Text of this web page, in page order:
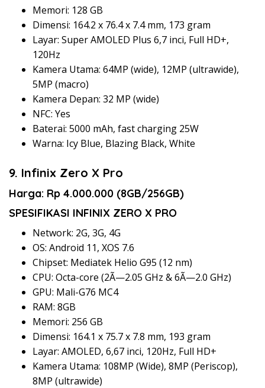
Memori: 128 GB
Dimensi: 164.2 x 76.4 x 7.4 mm, 173 gram
Layar: Super AMOLED Plus 6,7 inci, Full HD+,
120Hz
Kamera Utama: 64MP (wide), 12MP (ultrawide),
5MP (macro)
Kamera Depan: 32 MP (wide)
NFC: Yes
Baterai: 5000 mAh, fast charging 25W
Warna: Icy Blue, Blazing Black, White
9. Infinix Zero X Pro
Harga: Rp 4.000.000 (8GB/256GB)
SPESIFIKASI INFINIX ZERO X PRO
Network: 2G, 3G, 4G
OS: Android 11, XOS 7.6
Chipset: Mediatek Helio G95 (12 nm)
CPU: Octa-core (2Ã—2.05 GHz & 6Ã—2.0 GHz)
GPU: Mali-G76 MC4
RAM: 8GB
Memori: 256 GB
Dimensi: 164.1 x 75.7 x 7.8 mm, 193 gram
Layar: AMOLED, 6,67 inci, 120Hz, Full HD+
Kamera Utama: 108MP (Wide), 8MP (Periscop),
8MP (ultrawide)